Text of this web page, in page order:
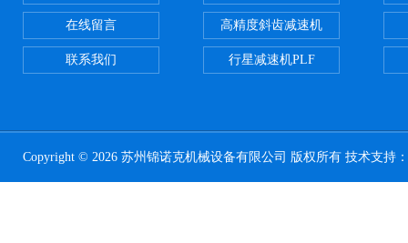
在线留言
联系我们
高精度斜齿减速机
行星减速机PLF
Copyright © 2026 苏州锦诺克机械设备有限公司 版权所有 技术支持：